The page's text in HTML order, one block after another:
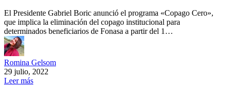
El Presidente Gabriel Boric anunció el programa «Copago Cero»,
que implica la eliminación del copago institucional para
determinados beneficiarios de Fonasa a partir del 1…
Romina Gelsom
29 julio, 2022
Leer más